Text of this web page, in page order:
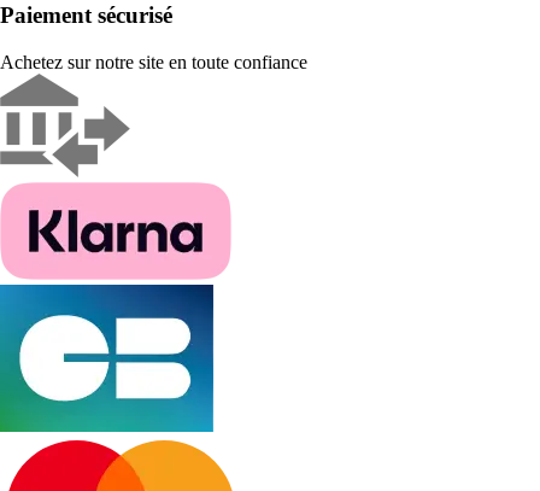
Paiement sécurisé
Achetez sur notre site en toute confiance